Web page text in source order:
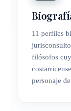
11 perfiles
filósofos
personaje